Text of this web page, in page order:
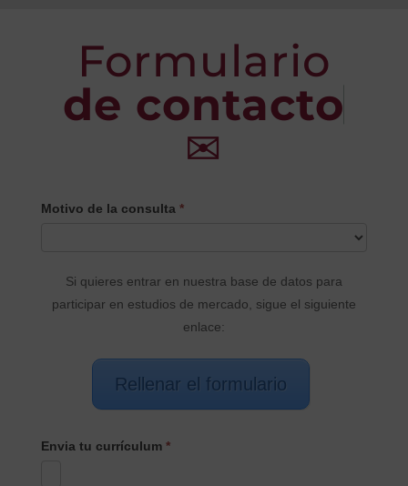
Formulario
de contacto
✉
CONTACTO
Motivo de la consulta *
Si quieres entrar en nuestra base de datos para
participar en estudios de mercado, sigue el siguiente
enlace:
Rellenar el formulario
Envia tu currículum *